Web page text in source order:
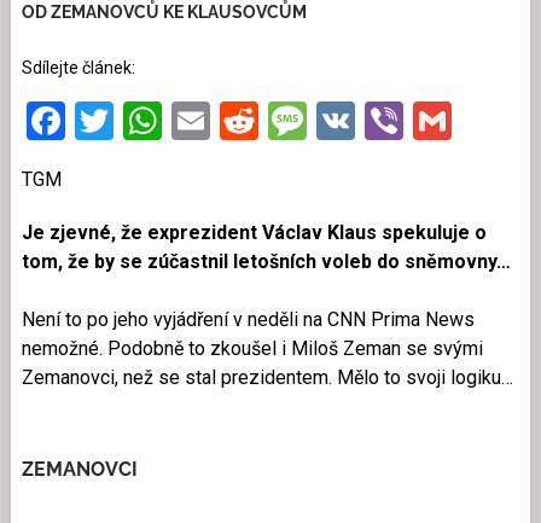
OD ZEMANOVCŮ KE KLAUSOVCŮM
Sdílejte článek:
Facebook
Twitter
WhatsApp
EmailRedditMessage
VKViber
TGM
Je zjevné, že exprezident Václav Klaus spekuluje o
tom, že by se zúčastnil letošních voleb do sněmovny…
Není to po jeho vyjádření v neděli na CNN Prima News
nemožné. Podobně to zkoušel i Miloš Zeman se svými
Zemanovci, než se stal prezidentem. Mělo to svoji logiku…
ZEMANOVCI